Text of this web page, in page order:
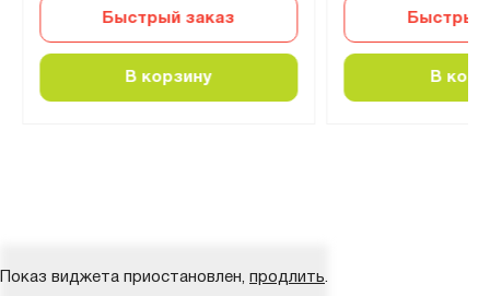
Быстрый заказ
В корзину
Быстрый
В
Показ виджета приостановлен, продлить.